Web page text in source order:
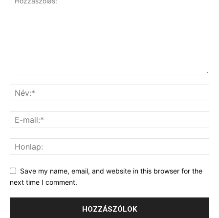
Save my name, email, and website in this browser for the
next time I comment.